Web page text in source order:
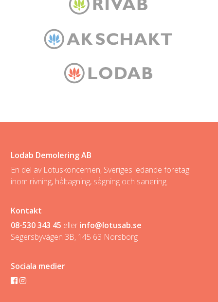
Lodab Demolering AB
En del av Lotuskoncernen, Sveriges ledande företag
inom rivning, håltagning, sågning och sanering.
Kontakt
08-530 343 45 eller info@lotusab.se
Segersbyvägen 3B, 145 63 Norsborg
Sociala medier